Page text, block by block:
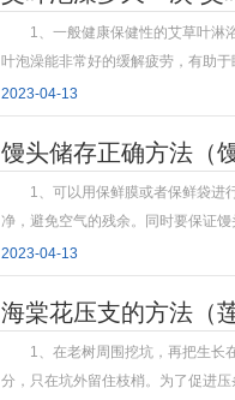
1、一般健康保健性的艾草叶淋
叶泡澡能非常好的缓解疲劳，有助
2023-04-13
馒头储存正确方法（
1、可以用保鲜膜或者保鲜袋进
净，避免空气的残余。同时要保证
2023-04-13
海棠花压支的方法（
1、在老树周围挖坑，再把生长
分，只在坑外留住枝梢。为了促进